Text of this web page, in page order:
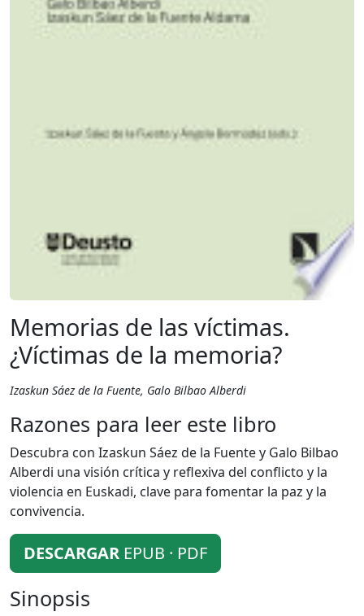
Memorias de las víctimas.
¿Víctimas de la memoria?
Izaskun Sáez de la Fuente, Galo Bilbao Alberdi
Razones para leer este libro
Descubra con Izaskun Sáez de la Fuente y Galo Bilbao
Alberdi una visión crítica y reflexiva del conflicto y la
violencia en Euskadi, clave para fomentar la paz y la
convivencia.
DESCARGAR EPUB · PDF
Sinopsis